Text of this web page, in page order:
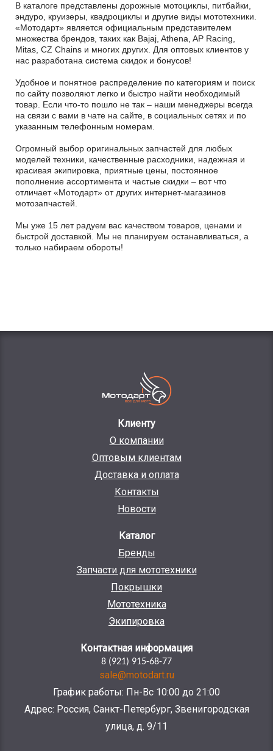
В каталоге представлены дорожные мотоциклы, питбайки,
эндуро, круизеры, квадроциклы и другие виды мототехники.
«Мотодарт» является официальным представителем
множества брендов, таких как Bajaj, Athena, AP Racing,
Mitas, CZ Chains и многих других. Для оптовых клиентов у
нас разработана система скидок и бонусов!
Удобное и понятное распределение по категориям и поиск
по сайту позволяют легко и быстро найти необходимый
товар. Если что-то пошло не так – наши менеджеры всегда
на связи с вами в чате на сайте, в социальных сетях и по
указанным телефонным номерам.
Огромный выбор оригинальных запчастей для любых
моделей техники, качественные расходники, надежная и
красивая экипировка, приятные цены, постоянное
пополнение ассортимента и частые скидки – вот что
отличает «Мотодарт» от других интернет-магазинов
мотозапчастей.
Мы уже 15 лет радуем вас качеством товаров, ценами и
быстрой доставкой. Мы не планируем останавливаться, а
только набираем обороты!
Клиенту
О компании
Оптовым клиентам
Доставка и оплата
Контакты
Новости
Каталог
Бренды
Запчасти для мототехники
Покрышки
Мототехника
Экипировка
Контактная информация
8 (921) 915-68-77
sale@motodart.ru
График работы: Пн-Вс 10:00 до 21:00
Адрес: Россия, Санкт-Петербург, Звенигородская
улица, д. 9/11